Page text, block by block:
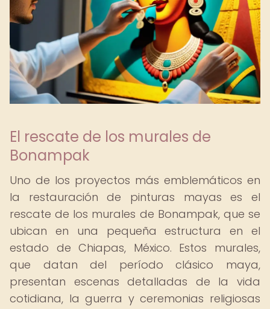
El rescate de los murales de
Bonampak
Uno de los proyectos más emblemáticos en
la restauración de pinturas mayas es el
rescate de los murales de Bonampak, que se
ubican en una pequeña estructura en el
estado de Chiapas, México. Estos murales,
que datan del período clásico maya,
presentan escenas detalladas de la vida
cotidiana, la guerra y ceremonias religiosas